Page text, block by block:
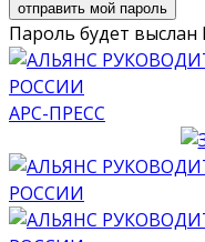
Пароль будет
АРС-ПРЕСС